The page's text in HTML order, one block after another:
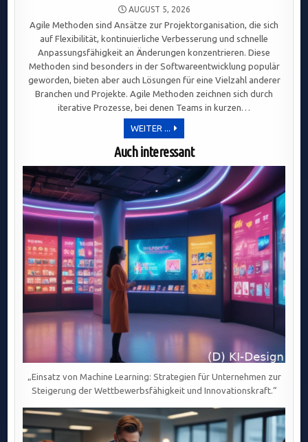
AUGUST 5, 2026
Agile Methoden sind Ansätze zur Projektorganisation, die sich
auf Flexibilität, kontinuierliche Verbesserung und schnelle
Anpassungsfähigkeit an Änderungen konzentrieren. Diese
Methoden sind besonders in der Softwareentwicklung populär
geworden, bieten aber auch Lösungen für eine Vielzahl anderer
Branchen und Projekte. Agile Methoden zeichnen sich durch
iterative Prozesse, bei denen Teams in kurzen…
WEITER ...
AGILE
FLEXIBILITÄT
UND
VERBESSERUNG
ALS
SCHLÜSSEL
ZUM
ERFOLG
IN
PROJEKTORGANISATIONEN
Auch interessant
„Einsatz von Machine Learning: Strategien für Unternehmen zur
Steigerung der Wettbewerbsfähigkeit und Innovationskraft.“